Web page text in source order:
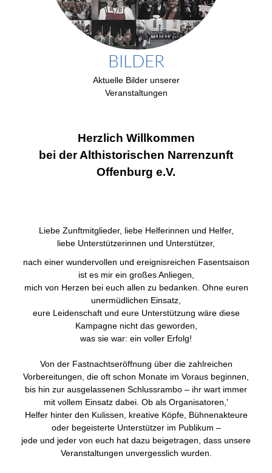
BILDER
Aktuelle Bilder unserer
Veranstaltungen
Herzlich Willkommen
bei der Althistorischen Narrenzunft
Offenburg e.V.
Liebe Zunftmitglieder, liebe Helferinnen und Helfer,
liebe Unterstützerinnen und Unterstützer,
nach einer wundervollen und ereignisreichen Fasentsaison
ist es mir ein großes Anliegen,
mich von Herzen bei euch allen zu bedanken. Ohne euren
unermüdlichen Einsatz,
eure Leidenschaft und eure Unterstützung wäre diese
Kampagne nicht das geworden,
was sie war: ein voller Erfolg!
Von der Fastnachtseröffnung über die zahlreichen
Vorbereitungen, die oft schon Monate im Voraus beginnen,
bis hin zur ausgelassenen Schlussrambo – ihr wart immer
mit vollem Einsatz dabei. Ob als Organisatoren,'
Helfer hinter den Kulissen, kreative Köpfe, Bühnenakteure
oder begeisterte Unterstützer im Publikum –
jede und jeder von euch hat dazu beigetragen, dass unsere
Veranstaltungen unvergesslich wurden.